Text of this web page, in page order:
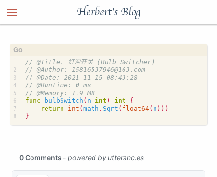
Herbert's Blog
func
bulbSwitch ( n int ) int
{
return
int ( math . Sqrt ( float64( n )))
}